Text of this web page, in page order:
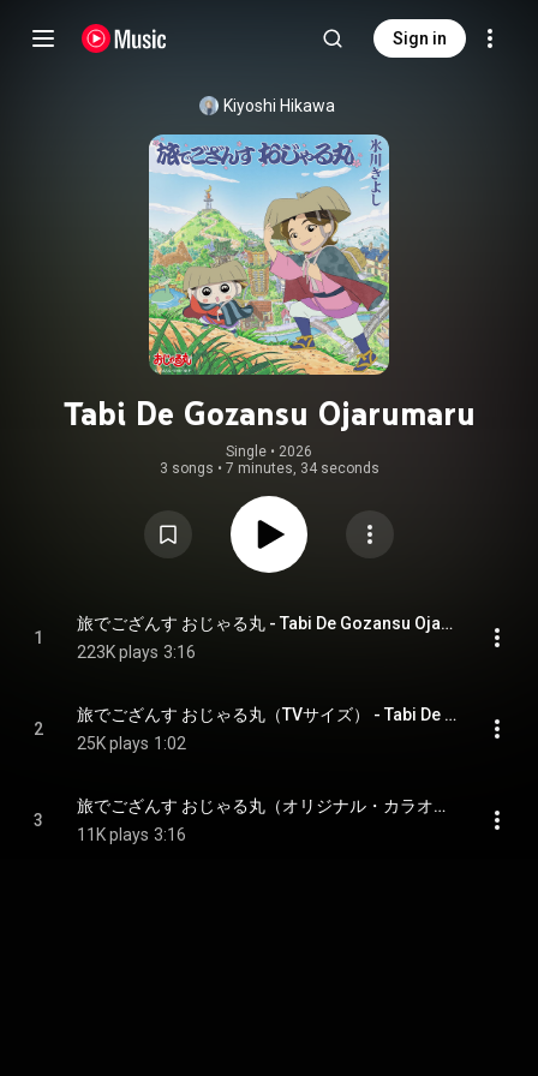
Sign in
Kiyoshi Hikawa
Tabi De Gozansu Ojarumaru
Single • 2026
3 songs • 7 minutes, 34 seconds
1
旅でござんす おじゃる丸 - Tabi De Gozansu Ojarumaru
223K plays 3:16
2
旅でござんす おじゃる丸（TVサイズ） - Tabi De Gozansu Ojarumaru (TV Edit)
25K plays 1:02
3
旅でござんす おじゃる丸（オリジナル・カラオケ） - Tabi De Gozansu Ojarumaru (Instrumental)
11K plays 3:16